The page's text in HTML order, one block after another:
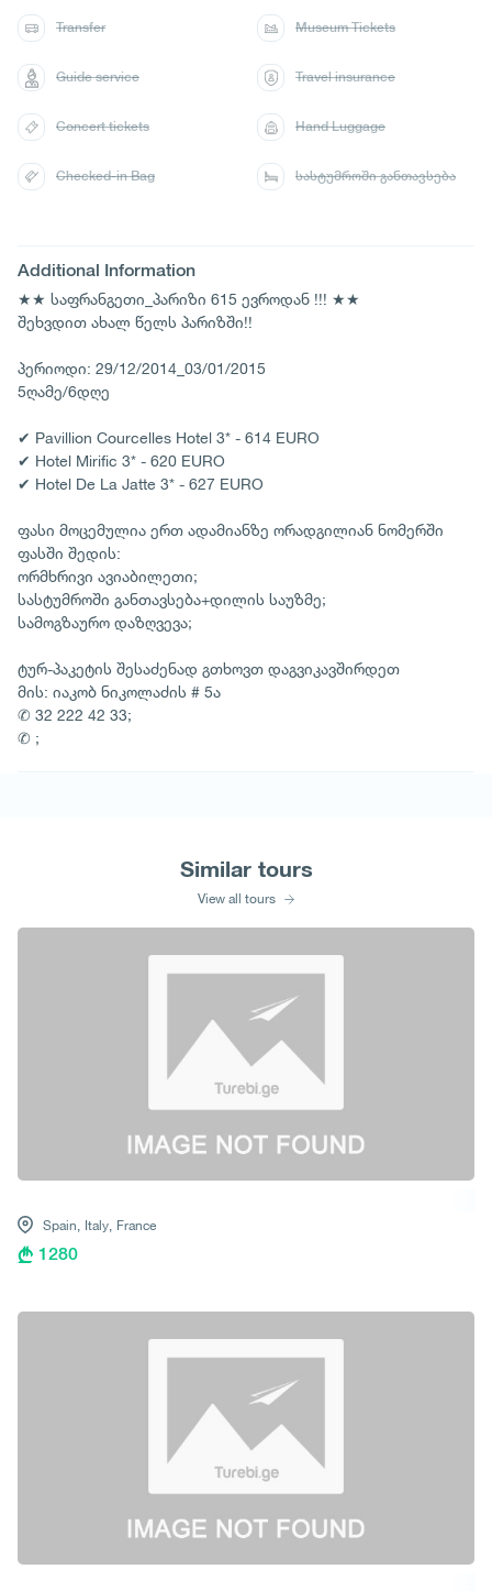
Additional Information
★★ საფრანგეთი_პარიზი 615 ევროდან !!! ★★
შეხვდით ახალ წელს პარიზში!!
პერიოდი: 29/12/2014_03/01/2015
5ღამე/6დღე
✔ Pavillion Courcelles Hotel 3* - 614 EURO
✔ Hotel Mirific 3* - 620 EURO
✔ Hotel De La Jatte 3* - 627 EURO
ფასი მოცემულია ერთ ადამიანზე ორადგილიან ნომერში
ფასში შედის:
ორმხრივი ავიაბილეთი;
სასტუმროში განთავსება+დილის საუზმე;
სამოგზაურო დაზღვევა;
ტურ-პაკეტის შესაძენად გთხოვთ დაგვიკავშირდეთ
მის: იაკობ ნიკოლაძის # 5ა
✆ 32 222 42 33;
✆ ;
Transfer Museum Tickets
Guide service Travel insurance
Concert tickets Hand Luggage
Checked-in Bag სასტუმროში განთავსება
Similar tours
View all tours
Spain, Italy, France
1280